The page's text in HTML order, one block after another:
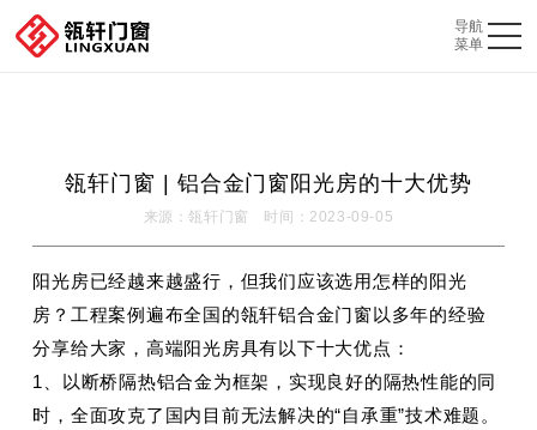
瓴轩门窗 | 铝合金门窗阳光房的十大优势
来源：瓴轩门窗 时间：2023-09-05
阳光房已经越来越盛行，但我们应该选用怎样的阳光
房？工程案例遍布全国的瓴轩铝合金门窗以多年的经验
分享给大家，高端阳光房具有以下十大优点：
1、以断桥隔热铝合金为框架，实现良好的隔热性能的同
时，全面攻克了国内目前无法解决的“自承重”技术难题。